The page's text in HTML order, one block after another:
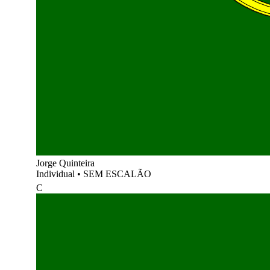
Jorge Quinteira
Individual • SEM ESCALÃO
C